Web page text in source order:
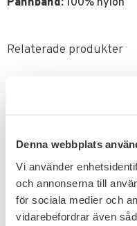
Denna webbplats
Vi använder
och annonserna till
för sociala medier och
vidarebefordrar även
Pannband: 100% nylon
Relaterade produkter
Lägg till i favoriter